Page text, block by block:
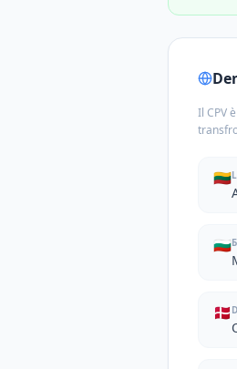
Il CPV
🇱🇹
🇧🇬
🇩🇰